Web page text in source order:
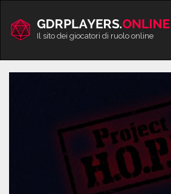
contenutoIl sito dei giocatori di ruolo online